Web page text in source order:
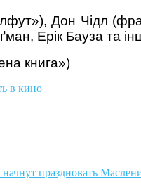
Дон Чідл
Ерік Бауза та
книга»)
в кино
праздновать